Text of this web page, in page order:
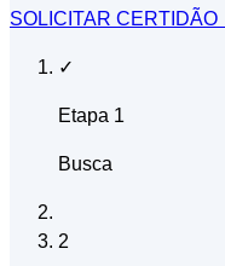
SOLICITAR CERTIDÃO
✓
Etapa 1
Busca
2